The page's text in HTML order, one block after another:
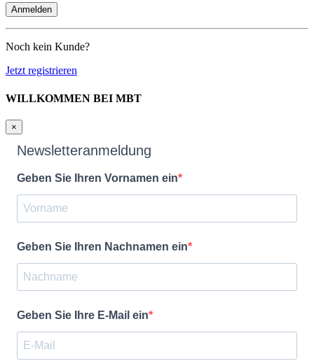
Noch kein Kunde?
Jetzt registrieren
WILLKOMMEN BEI MBT
×
Newsletteranmeldung
Geben Sie Ihren Vornamen ein
Geben Sie Ihren Nachnamen ein
Geben Sie Ihre E-Mail ein